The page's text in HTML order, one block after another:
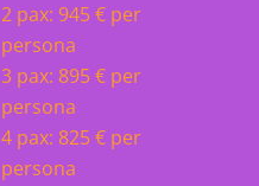
2 pax: 945 € per
persona
3 pax: 895 € per
persona
4 pax: 825 € per
persona